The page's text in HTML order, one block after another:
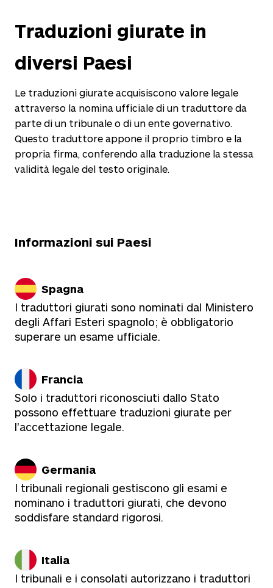
Traduzioni giurate in
diversi Paesi
Le traduzioni giurate acquisiscono valore legale
attraverso la nomina ufficiale di un traduttore da
parte di un tribunale o di un ente governativo.
Questo traduttore appone il proprio timbro e la
propria firma, conferendo alla traduzione la stessa
validità legale del testo originale.
Informazioni sui Paesi
Spagna
I traduttori giurati sono nominati dal Ministero
degli Affari Esteri spagnolo; è obbligatorio
superare un esame ufficiale.
Francia
Solo i traduttori riconosciuti dallo Stato
possono effettuare traduzioni giurate per
l'accettazione legale.
Germania
I tribunali regionali gestiscono gli esami e
nominano i traduttori giurati, che devono
soddisfare standard rigorosi.
Italia
I tribunali e i consolati autorizzano i traduttori